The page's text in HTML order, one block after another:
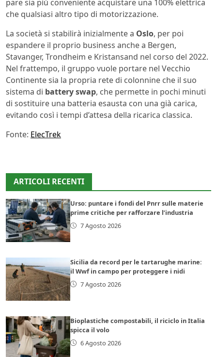
pare sia più conveniente acquistare una 100% elettrica
che qualsiasi altro tipo di motorizzazione.
La società si stabilirà inizialmente a Oslo, per poi
espandere il proprio business anche a Bergen,
Stavanger, Trondheim e Kristansand nel corso del 2022.
Nel frattempo, il gruppo vuole portare nel Vecchio
Continente sia la propria rete di colonnine che il suo
sistema di battery swap, che permette in pochi minuti
di sostituire una batteria esausta con una già carica,
evitando così i tempi d’attesa della ricarica classica.
Fonte: ElecTrek
ARTICOLI RECENTI
Urso: puntare i fondi del Pnrr sulle materie
prime critiche per rafforzare l’industria
7 Agosto 2026
Sicilia da record per le tartarughe marine:
il Wwf in campo per proteggere i nidi
7 Agosto 2026
Bioplastiche compostabili, il riciclo in Italia
spicca il volo
6 Agosto 2026